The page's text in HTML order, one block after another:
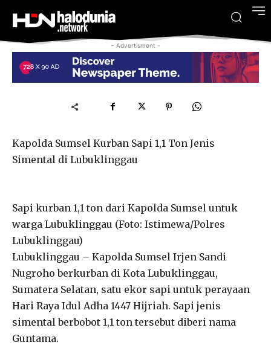
- Advertisment -
Kapolda Sumsel Kurban Sapi 1,1 Ton Jenis
Simental di Lubuklinggau
Sapi kurban 1,1 ton dari Kapolda Sumsel untuk
warga Lubuklinggau (Foto: Istimewa/Polres
Lubuklinggau)
Lubuklinggau – Kapolda Sumsel Irjen Sandi
Nugroho berkurban di Kota Lubuklinggau,
Sumatera Selatan, satu ekor sapi untuk perayaan
Hari Raya Idul Adha 1447 Hijriah. Sapi jenis
simental berbobot 1,1 ton tersebut diberi nama
Guntama.